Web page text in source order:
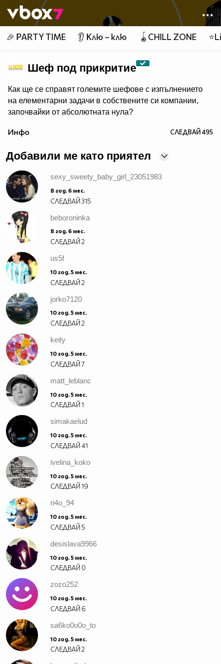
👾
🎉 PARTY TIME 👂 Клю – клю 🪀CHILL ZONE
Шеф под прикритие
Как ще се справят големите шефове с изпълнението
на елементарни задачи в собствените си компании,
започвайки от абсолютната нула?
Инфо СЛЕДВАЙ495
Добавили ме като приятел
sexy_sweety_baby_girl_23051983
8 год. 6 мес.
СЛЕДВАЙ315
beboroninka
8 год. 6 мес.
СЛЕДВАЙ2
us5f
10 год. 5 мес.
СЛЕДВАЙ2
jorko7120
10 год. 5 мес.
СЛЕДВАЙ2
keity
10 год. 5 мес.
СЛЕДВАЙ7
matt_leblanc
10 год. 5 мес.
СЛЕДВАЙ1
simakaelud
10 год. 5 мес.
СЛЕДВАЙ41
ivelina_koko
10 год. 5 мес.
СЛЕДВАЙ19
ri4o_94
10 год. 5 мес.
СЛЕДВАЙ5
desislava9966
10 год. 5 мес.
СЛЕДВАЙ 0
zozo252
10 год. 5 мес.
СЛЕДВАЙ 6
sa6ko0o0o_to
10 год. 5 мес.
СЛЕДВАЙ2